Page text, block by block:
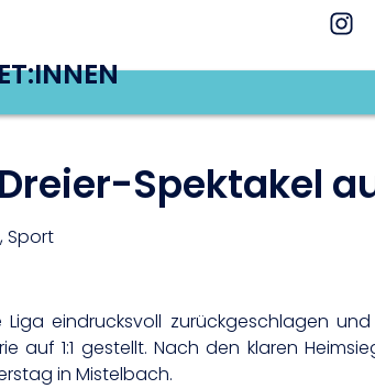
Spektakel
,Sport
eindrucksvoll zurückgeschlagen
auf 1:1 gestellt. Nach den klaren
in Mistelbach.